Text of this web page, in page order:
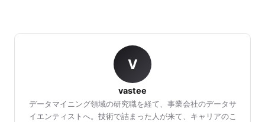
V
vastee
データマイニング領域の研究職を経て、事業会社のデータサ
イエンティストへ。技術で詰まった人が来て、キャリアのこ